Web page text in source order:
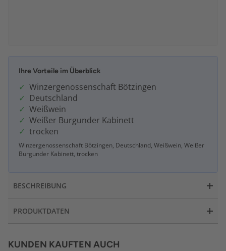
Ihre Vorteile im Überblick
Winzergenossenschaft Bötzingen
Deutschland
Weißwein
Weißer Burgunder Kabinett
trocken
Winzergenossenschaft Bötzingen, Deutschland, Weißwein, Weißer
Burgunder Kabinett, trocken
BESCHREIBUNG
PRODUKTDATEN
KUNDEN KAUFTEN AUCH